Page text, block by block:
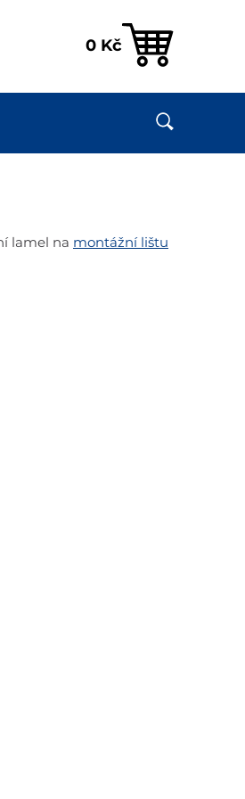
0Kč
lamel na montážní lištu